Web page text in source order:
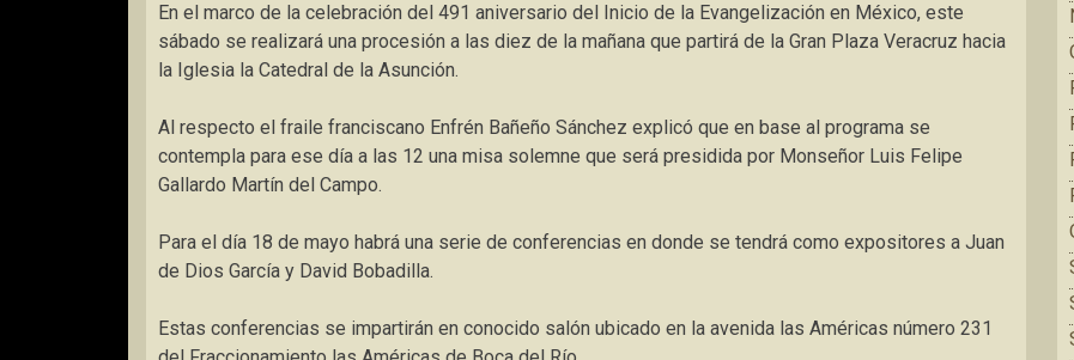
En el marco de la celebración del 491 aniversario del Inicio de la Evangelización en México, este
sábado se realizará una procesión a las diez de la mañana que partirá de la Gran Plaza Veracruz hacia
la Iglesia la Catedral de la Asunción.
Al respecto el fraile franciscano Enfrén Bañeño Sánchez explicó que en base al programa se
contempla para ese día a las 12 una misa solemne que será presidida por Monseñor Luis Felipe
Gallardo Martín del Campo.
Para el día 18 de mayo habrá una serie de conferencias en donde se tendrá como expositores a Juan
de Dios García y David Bobadilla.
Estas conferencias se impartirán en conocido salón ubicado en la avenida las Américas número 231